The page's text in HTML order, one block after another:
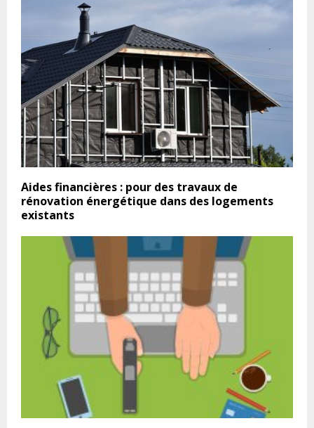
Aides financières : pour des travaux de
rénovation énergétique dans des logements
existants